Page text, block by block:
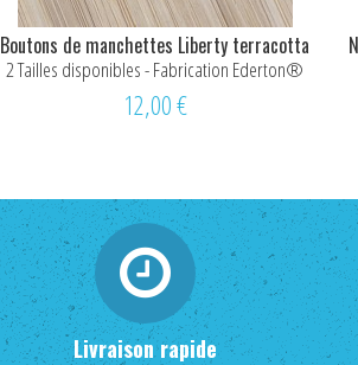
Boutons de manchettes Liberty terracotta
2 Tailles disponibles - Fabrication Ederton®
12,00 €
Livraison rapide